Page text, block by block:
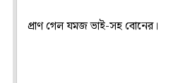
প্রাণ গেল যমজ ভাই-সহ বোনের।